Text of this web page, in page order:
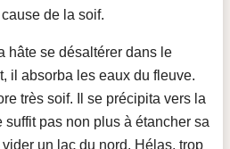
de la soif.
hâte se désaltérer dans le
il absorba les eaux du fleuve.
très soif. Il se précipita vers la
pas non plus à étancher sa
un lac du nord. Hélas, trop